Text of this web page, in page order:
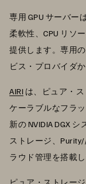
専用 GPU サーバー
柔軟性、CPU リソ
提供します。専用
ビス・プロバイダ
AIRI は、ピュア・
ケーラブルなフラッ
新の NVIDIA DGX
ストレージ、
ラウド管理を搭載し
ピュア・ストレージ